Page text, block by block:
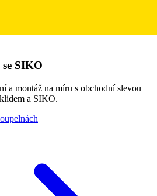
SIKO
a montáž na míru s obchodní slevou
a SIKO.